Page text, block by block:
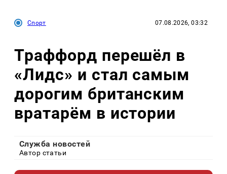
Спорт 07.08.2026, 03:32
Траффорд перешёл в
«Лидс» и стал самым
дорогим британским
вратарём в истории
Служба новостей
Автор статьи